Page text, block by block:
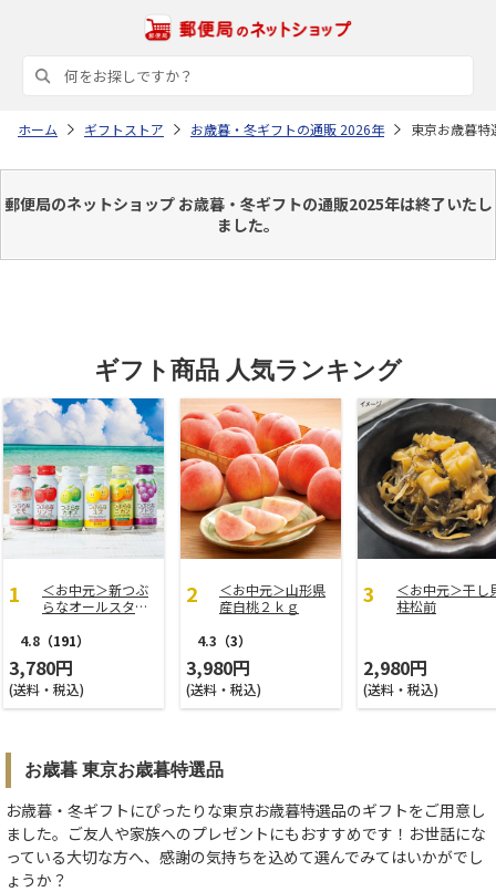
ホーム ギフトストア お歳暮・冬ギフトの通販 2026年 東京お歳暮特
郵便局のネットショップ お歳暮・冬ギフトの通販2025年は終了いたし
ました。
ギフト商品 人気ランキング
＜お中元＞新つぶ
らなオールスター
4.8 （191）
3,780円
(送料・税込)
＜お中元＞山形県
産白桃２ｋｇ
4.3 （3）
3,980円
(送料・税込)
＜お中元＞干し
柱松前
2,980円
(送料・税込)
お歳暮 東京お歳暮特選品
お歳暮・冬ギフトにぴったりな東京お歳暮特選品のギフトをご用意し
ました。ご友人や家族へのプレゼントにもおすすめです！お世話にな
っている大切な方へ、感謝の気持ちを込めて選んでみてはいかがでし
ょうか？